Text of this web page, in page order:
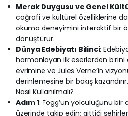
Merak Duygusu ve Genel
coğrafi ve kültürel özelliklerine
okuma deneyimini interaktif bir
dönüştürür.
Dünya Edebiyatı Bilinci:
harmanlayan ilk eserlerden birini
evrimine ve Jules Verne’in
derinlemesine bir bakış kazandırır.
Nasıl Kullanılmalı?
Adım 1: Fogg’un yolculuğunu bir
üzerinde takip edin; gittiği